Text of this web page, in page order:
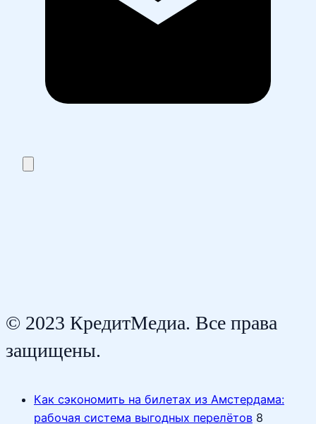
© 2023 КредитМедиа. Все права
защищены.
Как сэкономить на билетах из Амстердама:
рабочая система выгодных перелётов 8